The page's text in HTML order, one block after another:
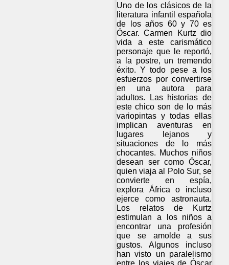
Uno de los clásicos de la
literatura infantil española
de los años 60 y 70 es
Óscar. Carmen Kurtz dio
vida a este carismático
personaje que le reportó,
a la postre, un tremendo
éxito. Y todo pese a los
esfuerzos por convertirse
en una autora para
adultos. Las historias de
este chico son de lo más
variopintas y todas ellas
implican aventuras en
lugares lejanos y
situaciones de lo más
chocantes. Muchos niños
desean ser como Óscar,
quien viaja al Polo Sur, se
convierte en espía,
explora África o incluso
ejerce como astronauta.
Los relatos de Kurtz
estimulan a los niños a
encontrar una profesión
que se amolde a sus
gustos. Algunos incluso
han visto un paralelismo
entre los viajes de Óscar